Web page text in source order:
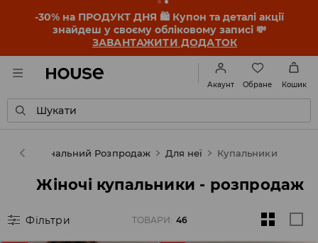
-30% на ПРОДУКТ ДНЯ 🛍️ Купон та деталі акції
знайдеш у своєму обліковому записі 💸
ЗАВАНТАЖИТИ ДОДАТОК
Акаунт Обране Кошик
Шукати
Фінальний Розпродаж Для неї Купальники
Жіночі купальники - розпродаж
Фільтри ТОВАРИ: 46